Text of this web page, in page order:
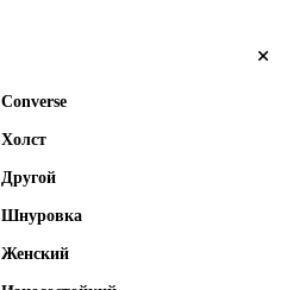
Converse
Холст
Другой
Шнуровка
Женский